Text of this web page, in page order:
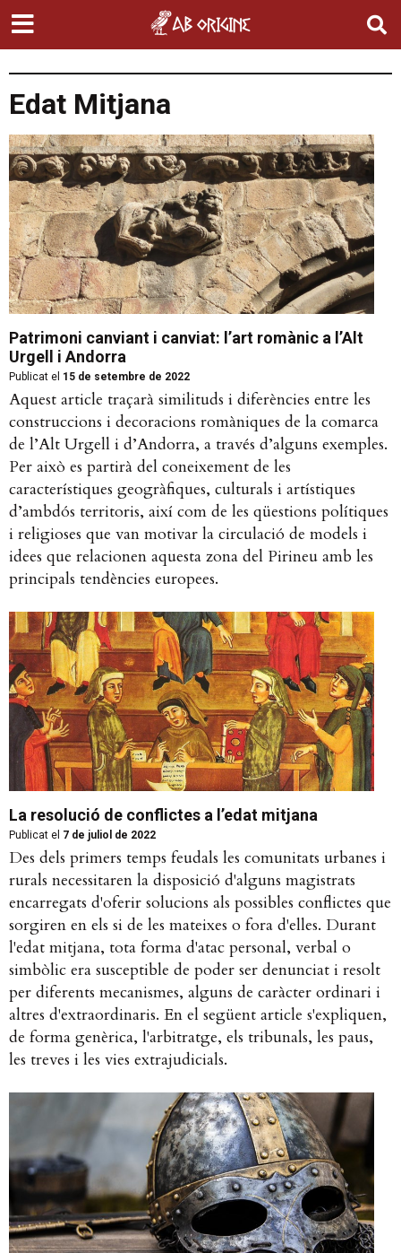
Edat Mitjana
Patrimoni canviant i canviat: l’art romànic a l’Alt
Urgell i Andorra
Publicat el 15 de setembre de 2022
Aquest article traçarà similituds i diferències entre les
construccions i decoracions romàniques de la comarca
de l’Alt Urgell i d’Andorra, a través d’alguns exemples.
Per això es partirà del coneixement de les
característiques geogràfiques, culturals i artístiques
d’ambdós territoris, així com de les qüestions polítiques
i religioses que van motivar la circulació de models i
idees que relacionen aquesta zona del Pirineu amb les
principals tendències europees.
La resolució de conflictes a l’edat mitjana
Publicat el 7 de juliol de 2022
Des dels primers temps feudals les comunitats urbanes i
rurals necessitaren la disposició d'alguns magistrats
encarregats d'oferir solucions als possibles conflictes que
sorgiren en els si de les mateixes o fora d'elles. Durant
l'edat mitjana, tota forma d'atac personal, verbal o
simbòlic era susceptible de poder ser denunciat i resolt
per diferents mecanismes, alguns de caràcter ordinari i
altres d'extraordinaris. En el següent article s'expliquen,
de forma genèrica, l'arbitratge, els tribunals, les paus,
les treves i les vies extrajudicials.